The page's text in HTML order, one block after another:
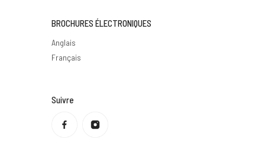
BROCHURES ÉLECTRONIQUES
Anglais
Français
Suivre
Politique de confidentialité
Politique de remboursement